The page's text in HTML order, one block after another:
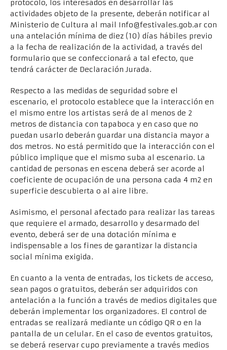
protocolo, los interesados en desarrollar las
actividades objeto de la presente, deberán notificar al
Ministerio de Cultura al mail Info@festivales.gob.ar con
una antelación mínima de diez (10) días hábiles previo
a la fecha de realización de la actividad, a través del
formulario que se confeccionará a tal efecto, que
tendrá carácter de Declaración Jurada.
Respecto a las medidas de seguridad sobre el
escenario, el protocolo establece que la interacción en
el mismo entre los artistas será de al menos de 2
metros de distancia con tapaboca y en caso que no
puedan usarlo deberán guardar una distancia mayor a
dos metros. No está permitido que la interacción con el
público implique que el mismo suba al escenario. La
cantidad de personas en escena deberá ser acorde al
coeficiente de ocupación de una persona cada 4 m2 en
superficie descubierta o al aire libre.
Asimismo, el personal afectado para realizar las tareas
que requiere el armado, desarrollo y desarmado del
evento, deberá ser de una dotación mínima e
indispensable a los fines de garantizar la distancia
social mínima exigida.
En cuanto a la venta de entradas, los tickets de acceso,
sean pagos o gratuitos, deberán ser adquiridos con
antelación a la función a través de medios digitales que
deberán implementar los organizadores. El control de
entradas se realizará mediante un código QR o en la
pantalla de un celular. En el caso de eventos gratuitos,
se deberá reservar cupo previamente a través medios